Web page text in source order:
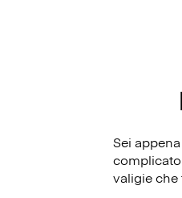
Sei
valigie che